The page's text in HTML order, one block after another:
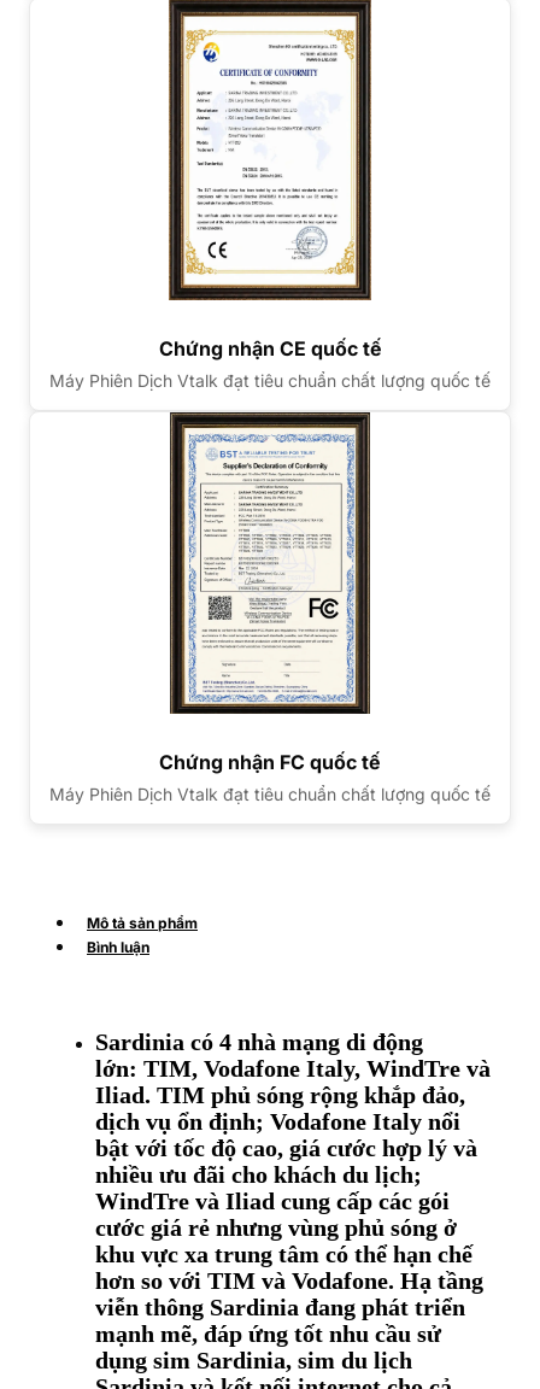
Chứng nhận CE quốc tế
Máy Phiên Dịch Vtalk đạt tiêu chuẩn chất lượng quốc tế
Chứng nhận FC quốc tế
Máy Phiên Dịch Vtalk đạt tiêu chuẩn chất lượng quốc tế
Mô tả sản phẩm
Bình luận
Sardinia có 4 nhà mạng di động
lớn: TIM, Vodafone Italy, WindTre và
Iliad. TIM phủ sóng rộng khắp đảo,
dịch vụ ổn định; Vodafone Italy nổi
bật với tốc độ cao, giá cước hợp lý và
nhiều ưu đãi cho khách du lịch;
WindTre và Iliad cung cấp các gói
cước giá rẻ nhưng vùng phủ sóng ở
khu vực xa trung tâm có thể hạn chế
hơn so với TIM và Vodafone. Hạ tầng
viễn thông Sardinia đang phát triển
mạnh mẽ, đáp ứng tốt nhu cầu sử
dụng sim Sardinia, sim du lịch